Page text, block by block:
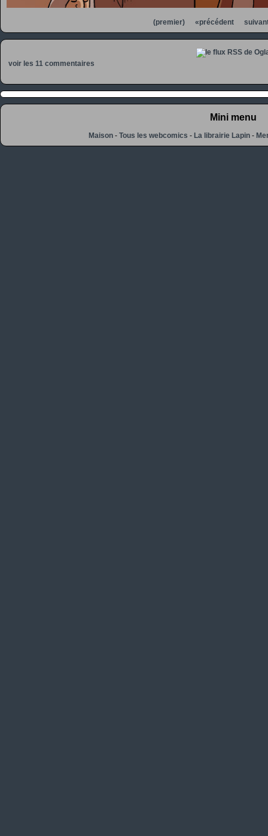
(premier) «précédent
voir les 11 commentaires
Mini menu
Maison -Tous les webcomics -La librairie Lapin -